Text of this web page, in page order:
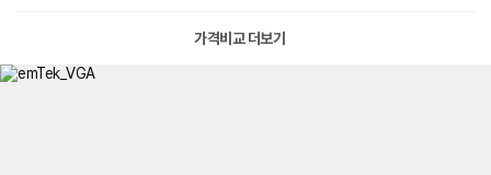
가격비교 더보기